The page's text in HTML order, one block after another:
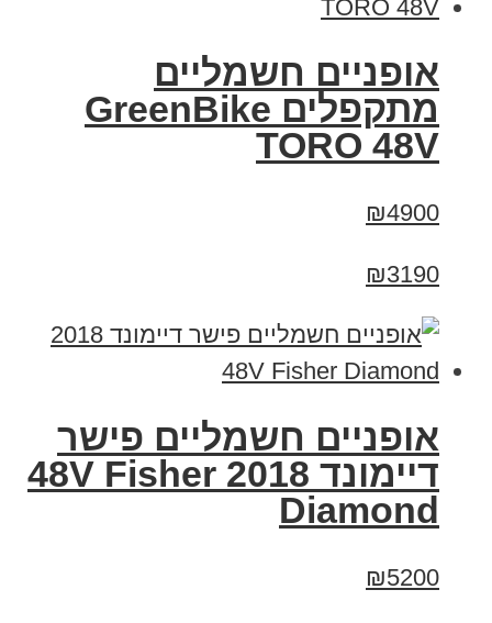
אופניים חשמליים
מתקפלים GreenBike
TORO 48V
₪4900
₪3190
אופניים חשמליים פישר
דיימונד 2018 48V Fisher
Diamond
₪5200